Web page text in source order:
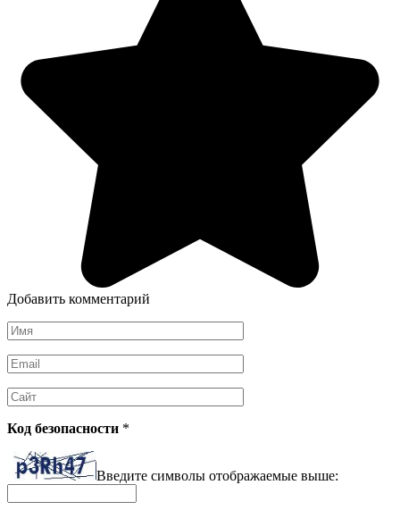
Добавить комментарий
Имя
*
Email
*
Сайт
Код безопасности *
Введите символы отображаемые выше: